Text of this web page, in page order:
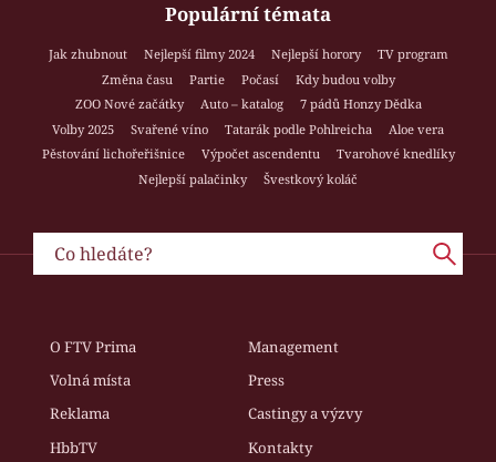
Populární témata
Jak zhubnout Nejlepší filmy 2024 Nejlepší horory
TV program
Změna času
Partie Počasí
Kdy budou volby
ZOO Nové začátky
Auto – katalog
7 pádů Honzy Dědka
Volby 2025
Svařené víno Tatarák podle Pohlreicha
Aloe vera
Pěstování lichořeřišnice
Výpočet ascendentu
Tvarohové knedlíky
Nejlepší palačinky
Švestkový koláč
O FTV Prima
Management
Volná místa
Press
Reklama
Castingy a výzvy
HbbTV
Kontakty